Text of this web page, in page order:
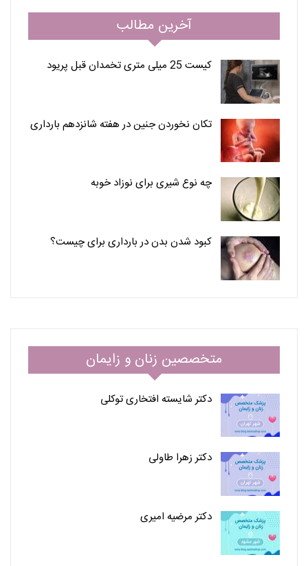
آخرین مطالب
کیست 25 میلی متری تخمدان قبل پریود
تکان نخوردن جنین در هفته شانزدهم بارداری
چه نوع شیری برای نوزاد خوبه
کبود شدن بدن در بارداری برای چیست؟
متخصصین زنان و زایمان
دکتر شایسته افتخاری توکلی
دکتر زهرا طاولی
دکتر مرضیه امیری